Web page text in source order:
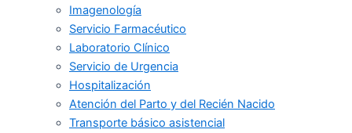
Imagenología
Servicio Farmacéutico
Laboratorio Clínico
Servicio de Urgencia
Hospitalización
Atención del Parto y del Recién Nacido
Transporte básico asistencial